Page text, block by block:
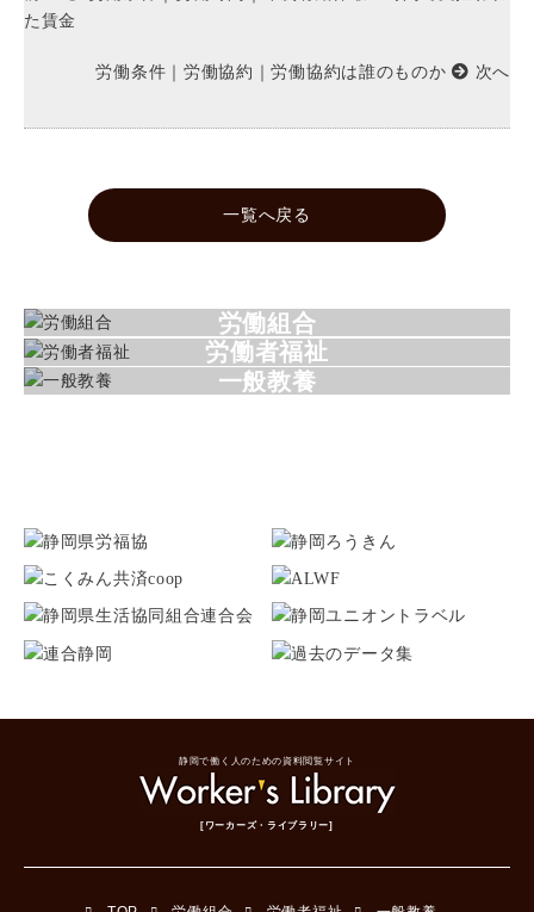
た賃金
労働条件｜労働協約｜労働協約は誰のものか 次へ
一覧へ戻る
労働組合
労働者福祉
一般教養
静岡で働く人のための資料閲覧サイト
[ワーカーズ・ライブラリー]